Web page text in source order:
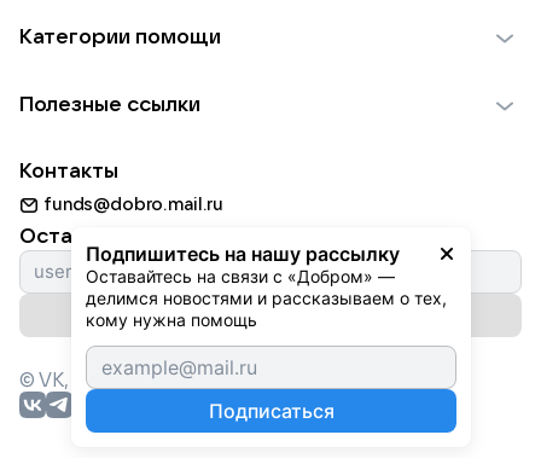
Подпишитесь на нашу рассылку
Оставайтесь на связи с «Добром» —
делимся новостями и рассказываем о тех,
кому нужна помощь
Подписаться
Использование материалов
Для НКО
Партнерам
Категории помощи
Пожилым
Животным
Природе
Культуре
Фондам
Полезные ссылки
Добрый день
Истории
Автоплатежи
Контакты
funds@dobro.mail.ru
Оставайтесь с нами
Подписаться на рассылку
© VK, 2026г. Все права защищены.